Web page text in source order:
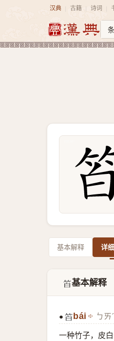
汉典 古籍 诗词
基本解释 详
𥬝基本解释
● 𥬝 bái ㄅㄞˊ
一种竹子，皮白